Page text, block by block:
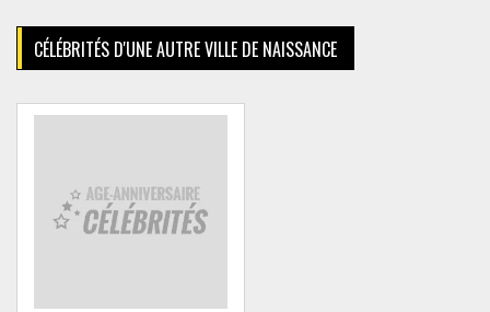
CÉLÉBRITÉS D'UNE AUTRE VILLE DE NAISSANCE